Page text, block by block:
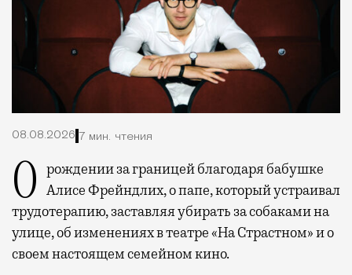
08.08.2026 7 мин. чтения
О рождении за границей благодаря бабушке Алисе Фрейндлих, о папе, который устраивал
трудотерапию, заставляя убирать за собаками на
улице, об изменениях в театре «На Страстном» и о
своем настоящем семейном кино.